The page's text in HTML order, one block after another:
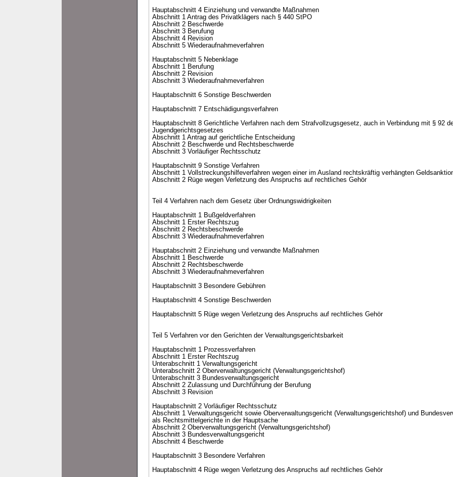
Hauptabschnitt 4 Einziehung und verwandte Maßnahmen
Abschnitt 1 Antrag des Privatklägers nach § 440 StPO
Abschnitt 2 Beschwerde
Abschnitt 3 Berufung
Abschnitt 4 Revision
Abschnitt 5 Wiederaufnahmeverfahren
Hauptabschnitt 5 Nebenklage
Abschnitt 1 Berufung
Abschnitt 2 Revision
Abschnitt 3 Wiederaufnahmeverfahren
Hauptabschnitt 6 Sonstige Beschwerden
Hauptabschnitt 7 Entschädigungsverfahren
Hauptabschnitt 8 Gerichtliche Verfahren nach dem Strafvollzugsgesetz, auch in Verbindung mit § 92
Jugendgerichtsgesetzes
Abschnitt 1 Antrag auf gerichtliche Entscheidung
Abschnitt 2 Beschwerde und Rechtsbeschwerde
Abschnitt 3 Vorläufiger Rechtsschutz
Hauptabschnitt 9 Sonstige Verfahren
Abschnitt 1 Vollstreckungshilfeverfahren wegen einer im Ausland rechtskräftig verhängten
Abschnitt 2 Rüge wegen Verletzung des Anspruchs auf rechtliches Gehör
Teil 4 Verfahren nach dem Gesetz über Ordnungswidrigkeiten
Hauptabschnitt 1 Bußgeldverfahren
Abschnitt 1 Erster Rechtszug
Abschnitt 2 Rechtsbeschwerde
Abschnitt 3 Wiederaufnahmeverfahren
Hauptabschnitt 2 Einziehung und verwandte Maßnahmen
Abschnitt 1 Beschwerde
Abschnitt 2 Rechtsbeschwerde
Abschnitt 3 Wiederaufnahmeverfahren
Hauptabschnitt 3 Besondere Gebühren
Hauptabschnitt 4 Sonstige Beschwerden
Hauptabschnitt 5 Rüge wegen Verletzung des Anspruchs auf rechtliches Gehör
Teil 5 Verfahren vor den Gerichten der Verwaltungsgerichtsbarkeit
Hauptabschnitt 1 Prozessverfahren
Abschnitt 1 Erster Rechtszug
Unterabschnitt 1 Verwaltungsgericht
Unterabschnitt 2 Oberverwaltungsgericht (Verwaltungsgerichtshof)
Unterabschnitt 3 Bundesverwaltungsgericht
Abschnitt 2 Zulassung und Durchführung der Berufung
Abschnitt 3 Revision
Hauptabschnitt 2 Vorläufiger Rechtsschutz
Abschnitt 1 Verwaltungsgericht sowie Oberverwaltungsgericht (Verwaltungsgerichtshof) und
als Rechtsmittelgerichte in der Hauptsache
Abschnitt 2 Oberverwaltungsgericht (Verwaltungsgerichtshof)
Abschnitt 3 Bundesverwaltungsgericht
Abschnitt 4 Beschwerde
Hauptabschnitt 3 Besondere Verfahren
Hauptabschnitt 4 Rüge wegen Verletzung des Anspruchs auf rechtliches Gehör